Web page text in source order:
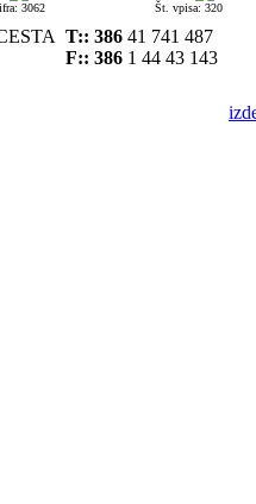
3062 Št. vpisa: 320
T:: 386 41 741 487
F:: 386 1 44 43 143